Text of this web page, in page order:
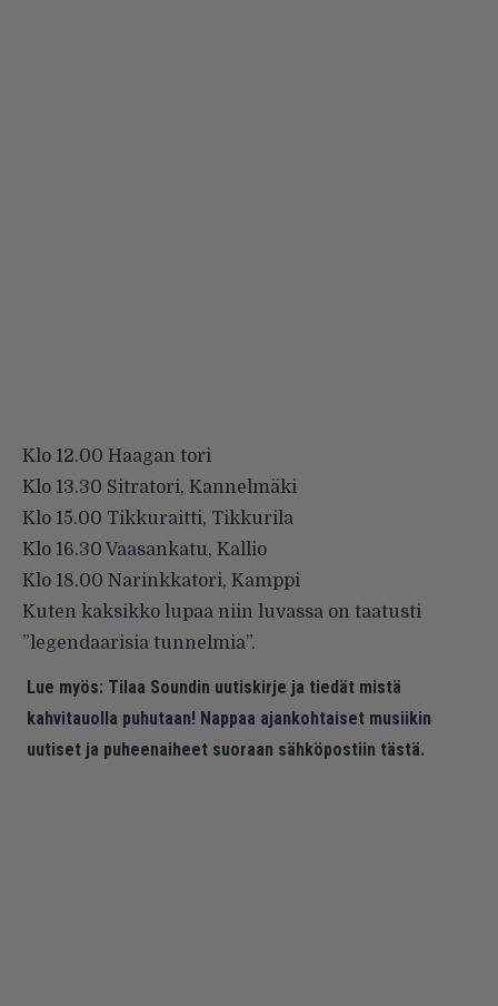
Klo 12.00 Haagan tori
Klo 13.30 Sitratori, Kannelmäki
Klo 15.00 Tikkuraitti, Tikkurila
Klo 16.30 Vaasankatu, Kallio
Klo 18.00 Narinkkatori, Kamppi
Kuten kaksikko lupaa niin luvassa on taatusti
”legendaarisia tunnelmia”.
Lue myös: Tilaa Soundin uutiskirje ja tiedät mistä
kahvitauolla puhutaan! Nappaa ajankohtaiset musiikin
uutiset ja puheenaiheet suoraan sähköpostiin tästä.